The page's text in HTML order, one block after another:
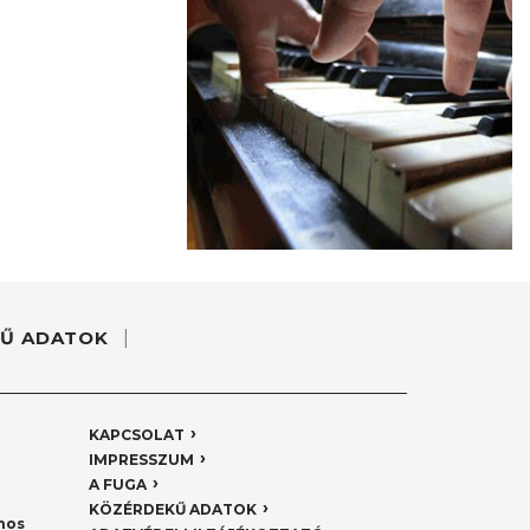
ADATOK
KAPCSOLAT
IMPRESSZUM
A FUGA
KÖZÉRDEKŰ ADATOK